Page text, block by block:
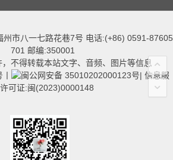
州市八一七路花巷7号 电话:(+86) 0591-87605
701 邮编:350001
不得转载本站文字、音频、图片等信息
闽公网安备 35010202000123号| 信息服
可证:闽(2023)0000148